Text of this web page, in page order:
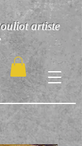
artiste